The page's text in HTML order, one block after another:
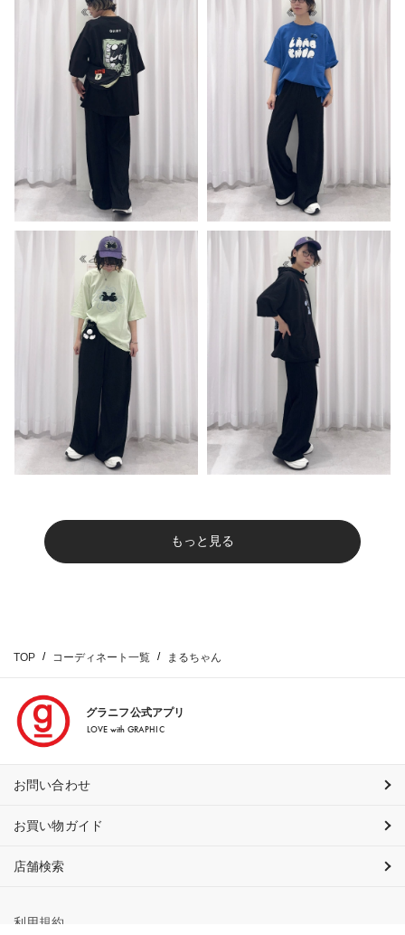
もっと見る
TOP コーディネート一覧 まるちゃん
グラニフ公式アプリ
LOVE with GRAPHIC
お問い合わせ
お買い物ガイド
店舗検索
利用規約